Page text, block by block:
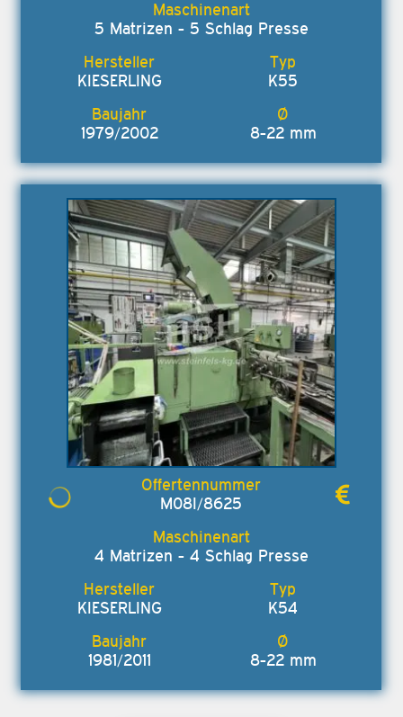
5 Matrizen - 5 Schlag Presse
KIESERLING K55
1979/2002 8-22 mm
M08I/8625
4 Matrizen - 4 Schlag Presse
KIESERLING K54
1981/2011 8-22 mm